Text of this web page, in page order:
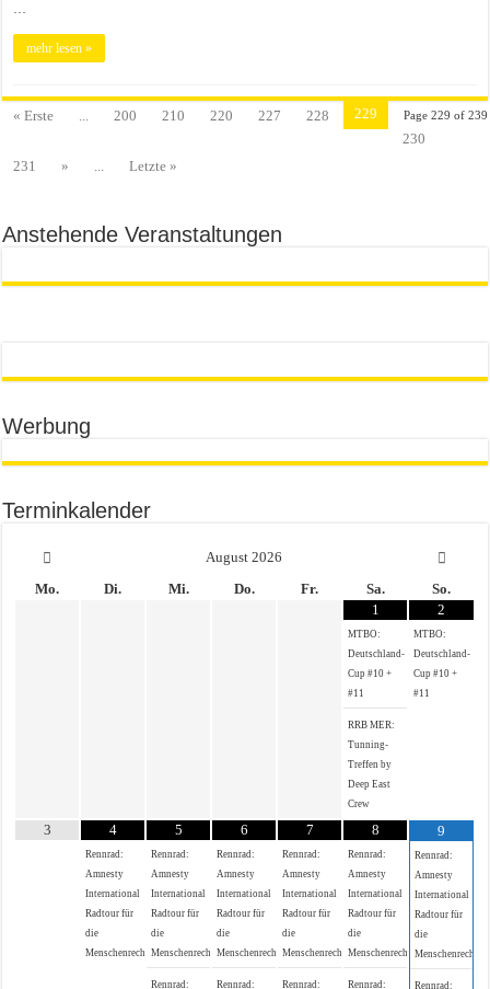
…
mehr lesen »
Page 229 of 239
« Erste ... 200 210 220 227 228
229
230
231
» ... Letzte »
Anstehende Veranstaltungen
Werbung
Terminkalender
August 2026
Mo.
Di. Mi. Do. Fr. Sa.
So.
1
MTBO:
Deutschland-
Cup #10 +
#11
RRB MER:
Tunning-
Treffen by
Deep East
Crew
2
MTBO:
Deutschland-
Cup #10 +
#11
3 4
Rennrad:
Amnesty
International
Radtour für
die
Menschenrechte
5
Rennrad:
Amnesty
International
Radtour für
die
Menschenrechte
Rennrad:
6
Rennrad:
Amnesty
International
Radtour für
die
Menschenrechte
Rennrad:
7
Rennrad:
Amnesty
International
Radtour für
die
Menschenrechte
Rennrad:
8
Rennrad:
Amnesty
International
Radtour für
die
Menschenrechte
Rennrad:
9
Rennrad:
Amnesty
International
Radtour für
die
Menschenrechte
Rennrad: